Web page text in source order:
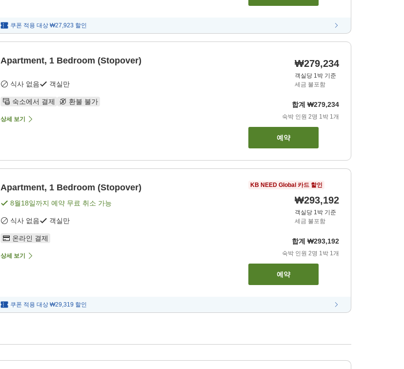
쿠폰 적용 대상 ₩27,923 할인
Apartment, 1 Bedroom (Stopover)
식사 없음 객실만
숙소에서 결제 환불 불가
상세 보기
₩279,234
객실당 1박 기준
세금 불포함
합계 ₩279,234
숙박 인원 2명 1박 1개
예약
Apartment, 1 Bedroom (Stopover)
8월18일까지 예약 무료 취소 가능
식사 없음 객실만
온라인 결제
상세 보기
KB NEED Global 카드 할인
₩293,192
객실당 1박 기준
세금 불포함
합계 ₩293,192
숙박 인원 2명 1박 1개
예약
쿠폰 적용 대상 ₩29,319 할인